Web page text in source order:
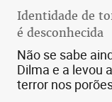
Identidade de
é desconhecida
Não se sabe
Dilma e a levou
terror nos